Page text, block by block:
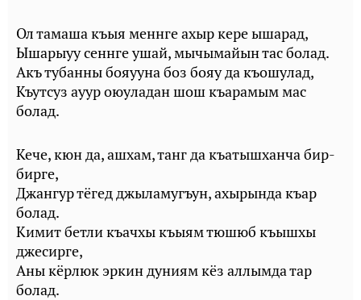
Ол тамаша къыя меннге ахыр кере ышарад,
Ышарыуу сеннге ушай, мычымайын тас болад.
Акъ тубанны бояууна боз бояу да къошулад,
Къутсуз ауур оюуладан шош къарамым мас
болад.
Кече, кюн да, ашхам, танг да къатышханча бир-
бирге,
Джангур тёгед джыламугъун, ахырында къар
болад.
Кимит бетли къачхы къыям тюшюб къышхы
джесирге,
Аны кёрлюк эркин дуниям кёз аллымда тар
болад.